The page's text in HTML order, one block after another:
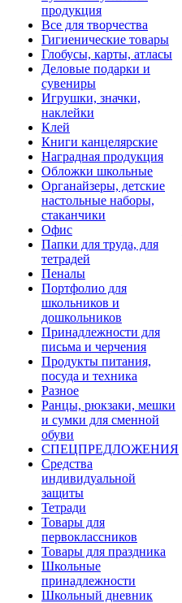
продукция
Все для творчества
Гигиенические товары
Глобусы, карты, атласы
Деловые подарки и
сувениры
Игрушки, значки,
наклейки
Клей
Книги канцелярские
Наградная продукция
Обложки школьные
Органайзеры, детские
настольные наборы,
стаканчики
Офис
Папки для труда, для
тетрадей
Пеналы
Портфолио для
школьников и
дошкольников
Принадлежности для
письма и черчения
Продукты питания,
посуда и техника
Разное
Ранцы, рюкзаки, мешки
и сумки для сменной
обуви
СПЕЦПРЕДЛОЖЕНИЯ
Средства
индивидуальной
защиты
Тетради
Товары для
первоклассников
Товары для праздника
Школьные
принадлежности
Школьный дневник